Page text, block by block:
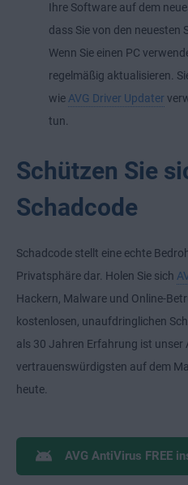
Ihre Software auf dem
dass Sie von den neuesten
Wenn Sie einen PC
regelmäßig aktualisieren.
wie AVG Driver Updater
tun.
Schützen Sie
Schadcode
Schadcode stellt eine echte
Privatsphäre dar. Holen Sie sich
Hackern, Malware und Online-
kostenlosen, unaufdringlichen
als 30 Jahren Erfahrung ist unser
vertrauenswürdigsten auf dem
heute.
AVG AntiVirus FREE